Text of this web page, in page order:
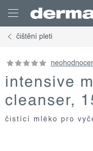
obsah
čištění pleti
intensive
cleanser,
čistící mléko pro